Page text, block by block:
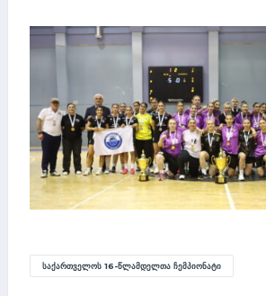
ᲡᲐᲥᲐᲠᲗᲕᲔᲚᲝᲡ 16-ᲬᲚᲐᲛᲓᲔᲚᲗᲐ ᲩᲔᲛᲞᲘᲝᲜᲐᲢᲘ